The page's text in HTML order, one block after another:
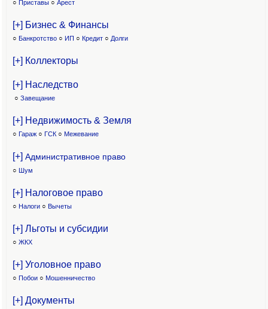
○ Приставы ○ Арест
[+] Бизнес & Финансы
○ Банкротство ○ ИП ○ Кредит ○ Долги
[+] Коллекторы
[+] Наследство
○ Завещание
[+] Недвижимость & Земля
○ Гараж ○ ГСК ○ Межевание
[+] Административное право
○ Шум
[+] Налоговое право
○ Налоги ○ Вычеты
[+] Льготы и субсидии
○ ЖКХ
[+] Уголовное право
○ Побои ○ Мошенничество
[+] Документы